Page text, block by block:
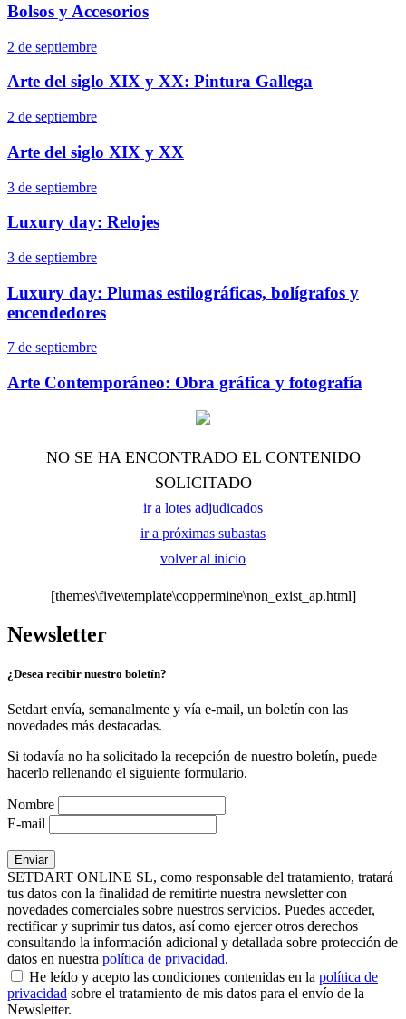
Bolsos y Accesorios
2 de septiembre
Arte del siglo XIX y XX: Pintura Gallega
2 de septiembre
Arte del siglo XIX y XX
3 de septiembre
Luxury day: Relojes
3 de septiembre
Luxury day: Plumas estilográficas, bolígrafos y
encendedores
7 de septiembre
Arte Contemporáneo: Obra gráfica y fotografía
NO SE HA ENCONTRADO EL CONTENIDO
SOLICITADO
ir a lotes adjudicados
ir a próximas subastas
volver al inicio
[themes\five\template\coppermine\non_exist_ap.html]
Newsletter
¿Desea recibir nuestro boletín?
Setdart envía, semanalmente y vía e-mail, un boletín con las
novedades más destacadas.
Si todavía no ha solicitado la recepción de nuestro boletín, puede
hacerlo rellenando el siguiente formulario.
Nombre
E-mail
SETDART ONLINE SL, como responsable del tratamiento, tratará
tus datos con la finalidad de remitirte nuestra newsletter con
novedades comerciales sobre nuestros servicios. Puedes acceder,
rectificar y suprimir tus datos, así como ejercer otros derechos
consultando la información adicional y detallada sobre protección de
datos en nuestra política de privacidad.
He leído y acepto las condiciones contenidas en la política de
privacidad sobre el tratamiento de mis datos para el envío de la
Newsletter.